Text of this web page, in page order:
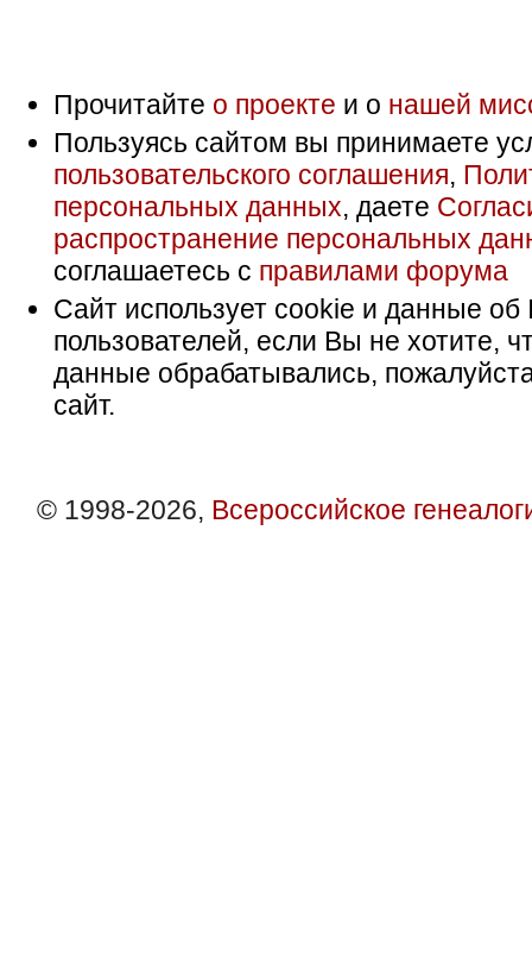
Прочитайте о проекте и о нашей
Пользуясь сайтом вы принимаете
пользовательского соглашения,
персональных данных, даете
распространение персональных
соглашаетесь с правилами форума
Сайт использует cookie и данные об
пользователей, если Вы не хотите,
данные обрабатывались,
сайт.
© 1998-2026, Всероссийское